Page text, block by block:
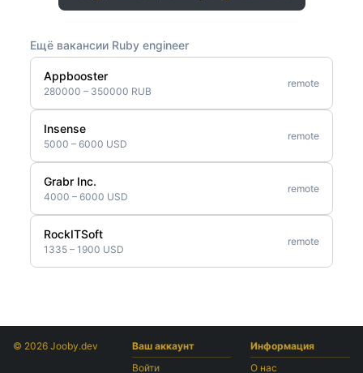
Ещё вакансии Ruby engineer
Appbooster
280000 – 350000 RUB
remote
Insense
5000 – 6000 USD
remote
Grabr Inc.
4000 – 6000 USD
remote
RockITSoft
1335 – 1900 USD
remote
© 2026 Jooby.dev
Ваш аккаунт
Войти
Информация
О нас